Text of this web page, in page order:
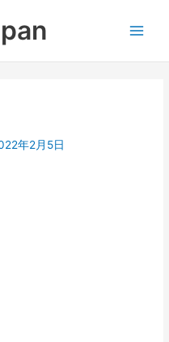
年2月5日